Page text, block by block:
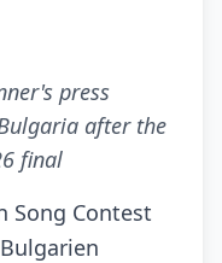
press
after the
final
Song Contest